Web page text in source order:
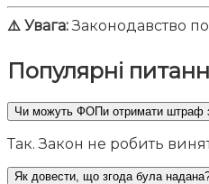
⚠️ Увага:Законодавство
Популярні
Чи можуть ФОПи отримати штраф
Так. Закон не робить
Як довести, що згода була